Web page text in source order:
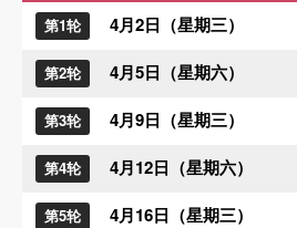
第1轮
4月2日（星期三）
第2轮 4月5日（星期六）
第3轮 4月9日（星期三）
第4轮 4月12日（星期六）
第5轮 4月16日（星期三）